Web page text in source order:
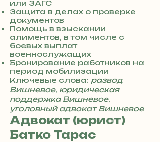
или ЗАГС
Защита в делах о проверке
документов
Помощь в взыскании
алиментов, в том числе с
боевых выплат
военнослужащих
Бронирование работников на
период мобилизации
Ключевые слова: развод
Вишневое, юридическая
поддержка Вишневое,
уголовный адвокат Вишневое
Адвокат (юрист)
Батко Тарас